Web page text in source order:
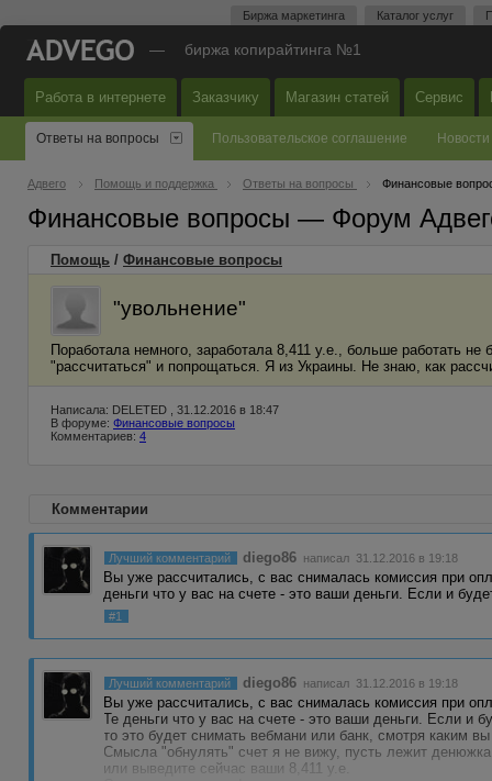
Биржа маркетинга Каталог услуг
— биржа копирайтинга №1
Работа в интернете Заказчику Магазин статей Сервис
Ответы на вопросы Пользовательское соглашение Новости
Адвего Помощь и поддержка Ответы на вопросы Финансовые
Финансовые вопросы — Форум
Помощь / Финансовые вопросы
"увольнение"
Поработала немного, заработала 8,411 у.е., больше работать
"рассчитаться" и попрощаться. Я из Украины. Не знаю, как
Написала: DELETED , 31.12.2016 в 18:47
В форуме: Финансовые вопросы
Комментариев: 4
Комментарии
Лучший комментарий diego86 написал 31.12.2016 в 19:18
Вы уже рассчитались, с вас снималась комиссия при
деньги что у вас на счете - это ваши деньги. Если и
#1
Лучший комментарий diego86 написал 31.12.2016 в 19:18
Вы уже рассчитались, с вас снималась комиссия при
Те деньги что у вас на счете - это ваши деньги. Если и
то это будет снимать вебмани или банк, смотря каким
Смысла "обнулять" счет я не вижу, пусть лежит
или выведите сейчас ваши 8,411 у.е.